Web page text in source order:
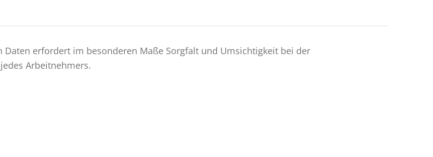
Daten erfordert im besonderen Maße Sorgfalt und Umsichtigkeit bei der
Arbeitnehmers.